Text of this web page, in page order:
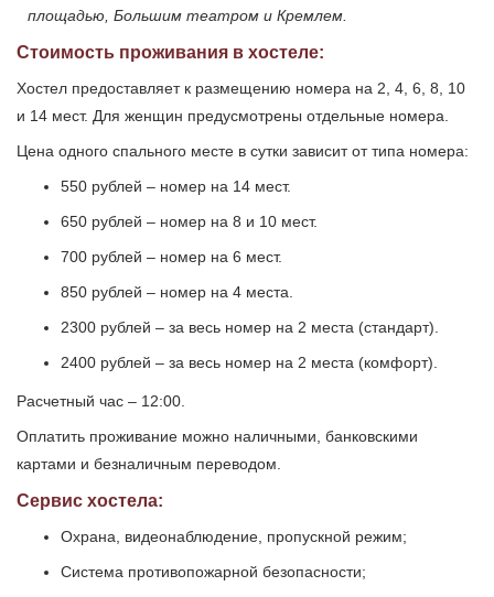
площадью, Большим театром и Кремлем.
Стоимость проживания в хостеле:
Хостел предоставляет к размещению номера на 2, 4, 6, 8, 10
и 14 мест. Для женщин предусмотрены отдельные номера.
Цена одного спального месте в сутки зависит от типа номера:
550 рублей – номер на 14 мест.
650 рублей – номер на 8 и 10 мест.
700 рублей – номер на 6 мест.
850 рублей – номер на 4 места.
2300 рублей – за весь номер на 2 места (стандарт).
2400 рублей – за весь номер на 2 места (комфорт).
Расчетный час – 12:00.
Оплатить проживание можно наличными, банковскими
картами и безналичным переводом.
Сервис хостела:
Охрана, видеонаблюдение, пропускной режим;
Система противопожарной безопасности;